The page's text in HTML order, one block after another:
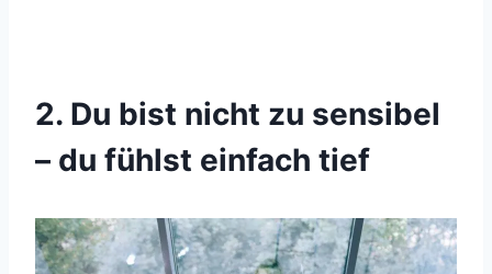
2. Du bist nicht zu sensibel
– du fühlst einfach tief